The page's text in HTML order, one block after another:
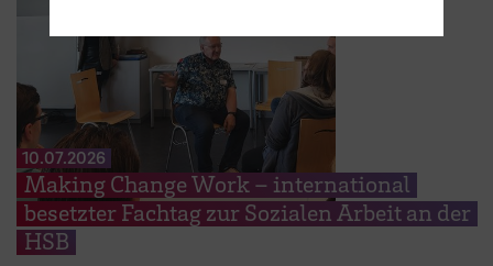
10.07.2026
Making Change Work – international
besetzter Fachtag zur Sozialen Arbeit an der
HSB